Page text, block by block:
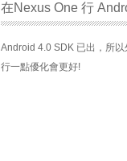
在Nexus One 行
Android 4.0 SDK 已出，所
行一點優化會更好!